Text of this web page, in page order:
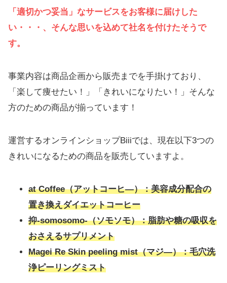
「適切かつ妥当」なサービスをお客様に届けした
い・・・、そんな思いを込めて社名を付けたそうで
す。
事業内容は商品企画から販売までを手掛けており、
「楽して痩せたい！」「きれいになりたい！」そんな
方のための商品が揃っています！
運営するオンラインショップBiiiでは、現在以下3つの
きれいになるための商品を販売していますよ。
at Coffee（アットコーヒ―）：美容成分配合の
置き換えダイエットコーヒー
抑-somosomo-（ソモソモ）：脂肪や糖の吸収を
おさえるサプリメント
Magei Re Skin peeling mist（マジ―）：毛穴洗
浄ピーリングミスト